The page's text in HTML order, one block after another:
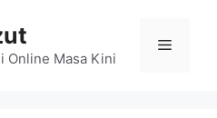
Online Masa Kini
Menu